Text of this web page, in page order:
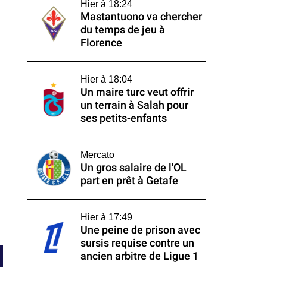
Hier à 18:24
Mastantuono va chercher
du temps de jeu à
Florence
Hier à 18:04
Un maire turc veut offrir
un terrain à Salah pour
ses petits-enfants
Mercato
Un gros salaire de l'OL
part en prêt à Getafe
Hier à 17:49
Une peine de prison avec
sursis requise contre un
ancien arbitre de Ligue 1